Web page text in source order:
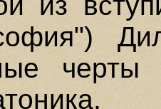
черты